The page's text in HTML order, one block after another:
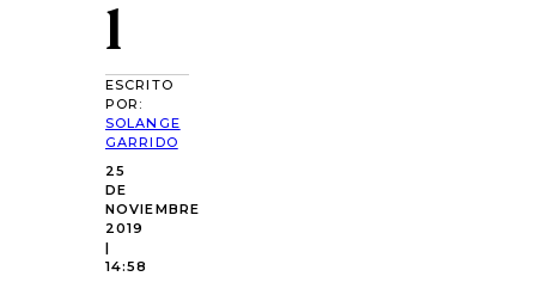
l
ESCRITO
POR:
SOLANGE
GARRIDO
25
DE
NOVIEMBRE
2019
|
14:58